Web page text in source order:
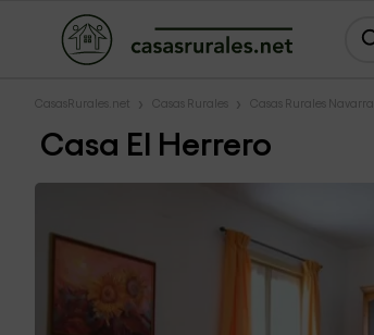
CasasRurales.net Casas Rurales Casas Rurales Navarra
Casa El Herrero